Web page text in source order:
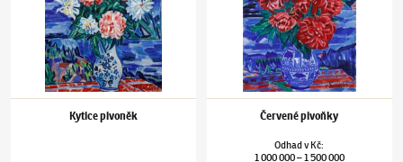
Kytice pivoněk Červené pivoňky
OdhadvKč:
1 000 000–1 500 000